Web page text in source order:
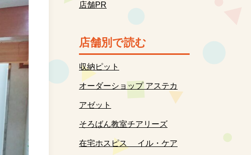
店舗PR
店舗別で読む
収納ピット
オーダーショップ アステカ
アゼット
そろばん教室チアリーズ
在宅ホスピス イル・ケア